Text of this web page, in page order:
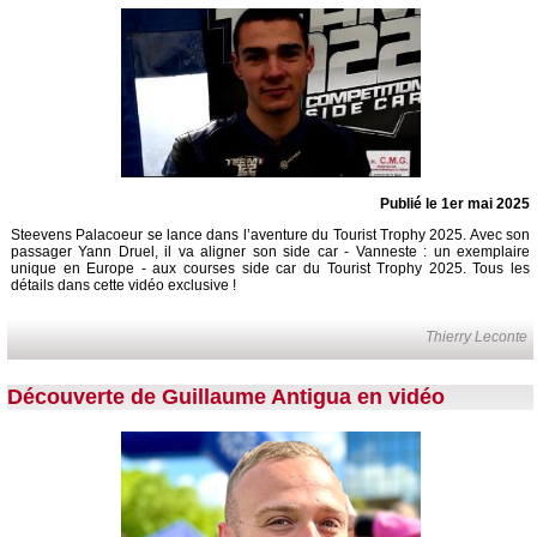
Publié le 1er mai 2025
Steevens Palacoeur se lance dans l’aventure du Tourist Trophy 2025. Avec son
passager Yann Druel, il va aligner son side car - Vanneste : un exemplaire
unique en Europe - aux courses side car du Tourist Trophy 2025. Tous les
détails dans cette vidéo exclusive !
Thierry Leconte
Découverte de Guillaume Antigua en vidéo